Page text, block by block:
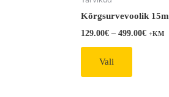
Kõrgsurvevoolik 15m
129.00€ – 499.00€ +KM
Vali
page